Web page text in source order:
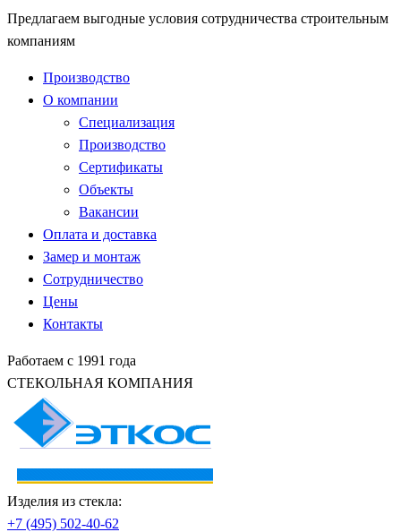
Предлагаем выгодные условия сотрудничества строительным
компаниям
Производство
О компании
Специализация
Производство
Сертификаты
Объекты
Вакансии
Оплата и доставка
Замер и монтаж
Сотрудничество
Цены
Контакты
Работаем с 1991 года
СТЕКОЛЬНАЯ КОМПАНИЯ
Изделия из стекла:
+7 (495) 502-40-62